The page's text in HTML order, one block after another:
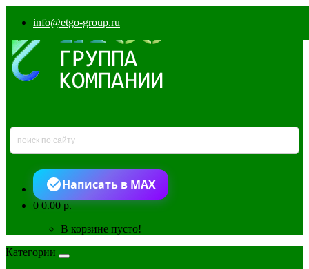
info@etgo-group.ru
Написать в MAX
00.00 р.
В корзине пусто!
Категории